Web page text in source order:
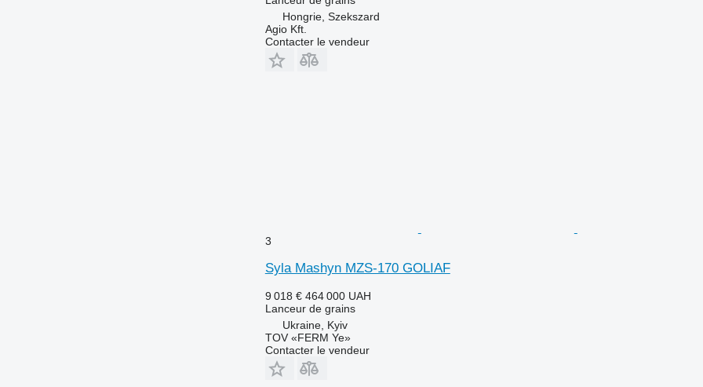
Hongrie, Szekszard
Agio Kft.
Contacter le vendeur
3
Syla Mashyn MZS-170 GOLIAF
9 018 € 464 000 UAH
Lanceur de grains
Ukraine, Kyiv
TOV «FERM Ye»
Contacter le vendeur